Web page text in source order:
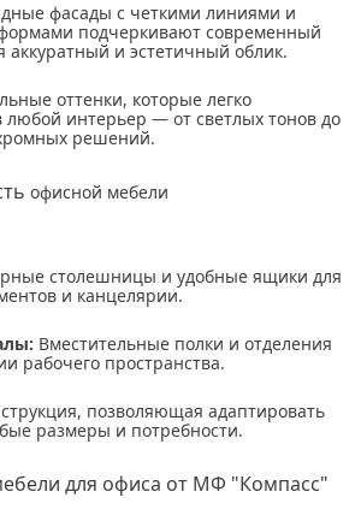
фасады с четкими линиями и
подчеркивают современный
аккуратный и эстетичный облик.
оттенки, которые легко
любой интерьер — от светлых тонов до
решений.
офисной мебели
столешницы и удобные ящики для
и канцелярии.
Вместительные полки и отделения
рабочего пространства.
позволяющая адаптировать
размеры и потребности.
для офиса от МФ "Компасс"